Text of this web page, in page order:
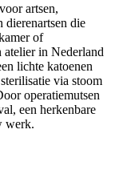
artsen,
dierenartsen die
of
atelier in Nederland
lichte katoenen
via stoom
operatiemutsen
een herkenbare
werk.